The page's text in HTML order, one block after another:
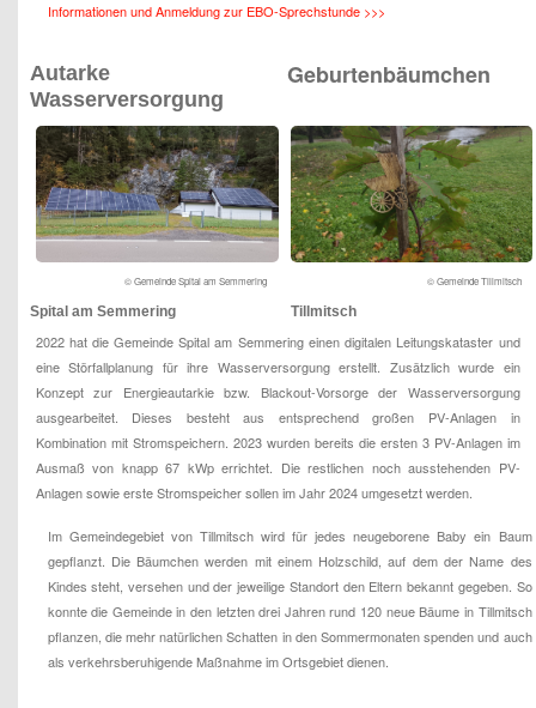
Informationen und Anmeldung zur EBO-Sprechstunde >>>
Autarke
Wasserversorgung
Geburtenbäumchen
© Gemeinde Spital am Semmering © Gemeinde Tillmitsch
Spital am Semmering Tillmitsch
2022 hat die Gemeinde Spital am Semmering einen digitalen Leitungskataster und
eine Störfallplanung für ihre Wasserversorgung erstellt. Zusätzlich wurde ein
Konzept zur Energieautarkie bzw. Blackout-Vorsorge der Wasserversorgung
ausgearbeitet. Dieses besteht aus entsprechend großen PV-Anlagen in
Kombination mit Stromspeichern. 2023 wurden bereits die ersten 3 PV-Anlagen im
Ausmaß von knapp 67 kWp errichtet. Die restlichen noch ausstehenden PV-
Anlagen sowie erste Stromspeicher sollen im Jahr 2024 umgesetzt werden.
Im Gemeindegebiet von Tillmitsch wird für jedes neugeborene Baby ein Baum
gepflanzt. Die Bäumchen werden mit einem Holzschild, auf dem der Name des
Kindes steht, versehen und der jeweilige Standort den Eltern bekannt gegeben. So
konnte die Gemeinde in den letzten drei Jahren rund 120 neue Bäume in Tillmitsch
pflanzen, die mehr natürlichen Schatten in den Sommermonaten spenden und auch
als verkehrsberuhigende Maßnahme im Ortsgebiet dienen.